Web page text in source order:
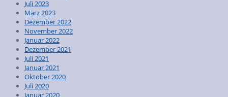
Juli 2023
März 2023
Dezember 2022
November 2022
Januar 2022
Dezember 2021
Juli 2021
Januar 2021
Oktober 2020
Juli 2020
Januar 2020